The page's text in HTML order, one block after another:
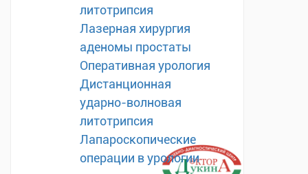
литотрипсия
Лазерная хирургия
аденомы простаты
Оперативная урология
Дистанционная
ударно-волновая
литотрипсия
Лапароскопические
операции в урологии